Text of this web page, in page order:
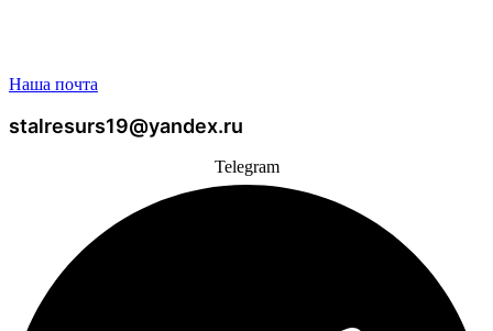
Наша почта
stalresurs19@yandex.ru
Telegram